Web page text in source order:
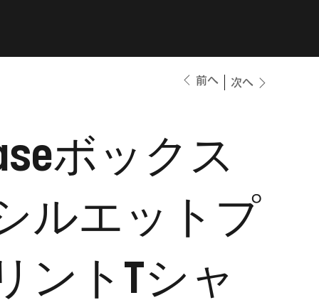
前へ 次へ
ボックス
ルエットプ
ントTシャ